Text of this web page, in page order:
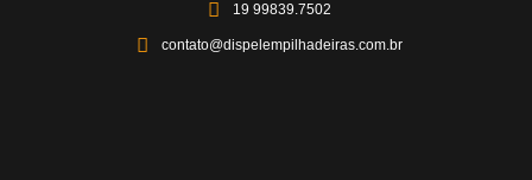
19 99839.7502
contato@dispelempilhadeiras.com.br